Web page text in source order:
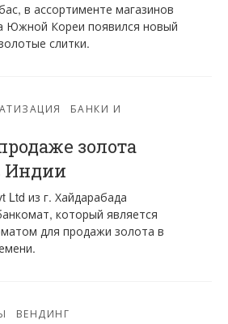
в ассортименте магазинов
Южной Кореи появился новый
слитки.
БАНКИ И
золота
Индии
Ltd из г. Хайдарабада
который является
для продажи золота в
ВЕНДИНГ